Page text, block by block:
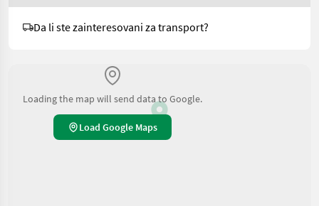
Da li ste zainteresovani za transport?
Loading the map will send data to Google.
Load Google Maps